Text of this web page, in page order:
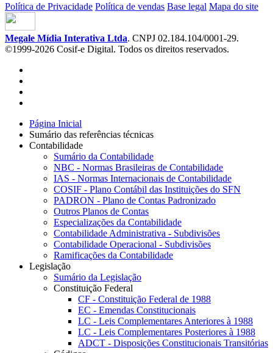
Política de Privacidade Política de vendas Base legal Mapa do site
Megale Mídia Interativa Ltda. CNPJ 02.184.104/0001-29.
©1999-2026 Cosif-e Digital. Todos os direitos reservados.
Página Inicial
Sumário das referências técnicas
Contabilidade
Sumário da Contabilidade
NBC - Normas Brasileiras de Contabilidade
IAS - Normas Internacionais de Contabilidade
COSIF - Plano Contábil das Instituições do SFN
PADRON - Plano de Contas Padronizado
Outros Planos de Contas
Especializações da Contabilidade
Contabilidade Administrativa - Subdivisões
Contabilidade Operacional - Subdivisões
Ramificações da Contabilidade
Legislação
Sumário da Legislação
Constituição Federal
CF - Constituição Federal de 1988
EC - Emendas Constitucionais
LC - Leis Complementares Anteriores à 1988
LC - Leis Complementares Posteriores à 1988
ADCT - Disposições Constitucionais Transitórias